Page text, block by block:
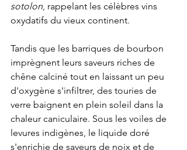
sotolon, rappelant les célèbres vins
oxydatifs du vieux continent.
Tandis que les barriques de bourbon
imprègnent leurs saveurs riches de
chêne calciné tout en laissant un peu
d'oxygène s'infiltrer, des touries de
verre baignent en plein soleil dans la
chaleur caniculaire. Sous les voiles de
levures indigènes, le liquide doré
s'enrichie de saveurs de noix et de